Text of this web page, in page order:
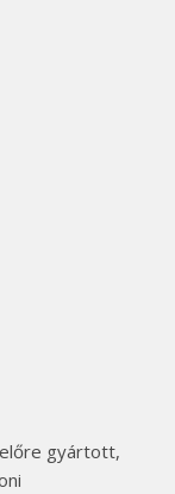
gyártott,